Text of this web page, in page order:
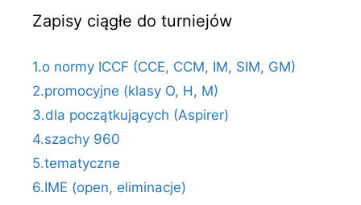
Zapisy ciągłe do turniejów
1.o normy ICCF (CCE, CCM, IM, SIM, GM)
2.promocyjne (klasy O, H, M)
3.dla początkujących (Aspirer)
4.szachy 960
5.tematyczne
6.IME (open, eliminacje)